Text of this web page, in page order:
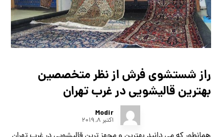
راز شستشوی فرش از نظر متخصصین
بهترین قالیشویی در غرب تهران
Modir
اکتبر ۸, ۲۰۱۹